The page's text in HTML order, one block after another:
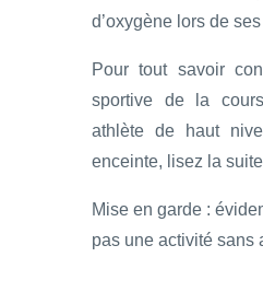
d’oxygène lors de
Pour tout savoir
sportive de la
athlète de haut
enceinte, lisez la
Mise en garde :
pas une activité sans